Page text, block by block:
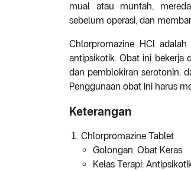
mual atau muntah,
sebelum operasi, dan
Chlorpromazine HCl
antipsikotik. Obat ini bekerja
dan pemblokiran serotonin,
Penggunaan obat ini harus
Keterangan
Chlorpromazine Tablet
Golongan: Obat Keras
Kelas Terapi: